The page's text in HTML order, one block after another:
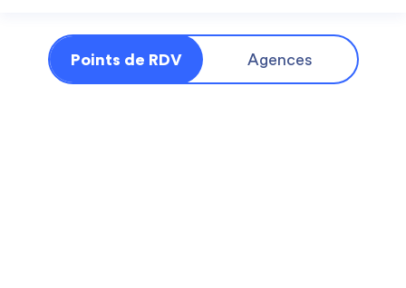
Points de RDV Agences